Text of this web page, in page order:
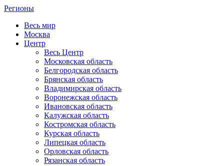
Регионы
Весь мир
Москва
Центр
Весь Центр
Московская область
Белгородская область
Брянская область
Владимирская область
Воронежская область
Ивановская область
Калужская область
Костромская область
Курская область
Липецкая область
Орловская область
Рязанская область